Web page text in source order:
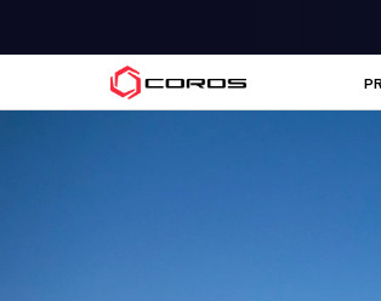
COROS DE